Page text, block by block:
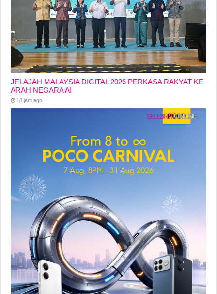
JELAJAH MALAYSIA DIGITAL 2026 PERKASA RAKYAT KE
ARAH NEGARA AI
18 jam ago